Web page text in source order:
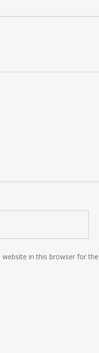
website in this browser for